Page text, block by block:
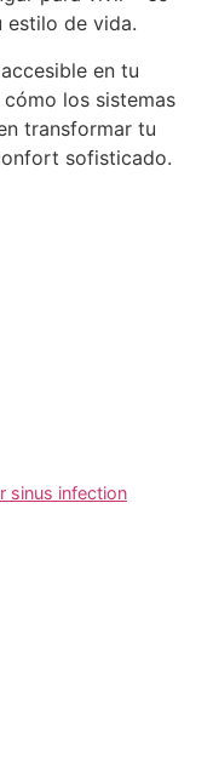
estilo de vida.
en tu
los sistemas
transformar tu
sofisticado.
sinus infection